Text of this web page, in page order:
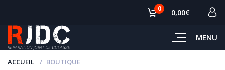
MENU
0 0,00€
ACCUEIL BOUTIQUE